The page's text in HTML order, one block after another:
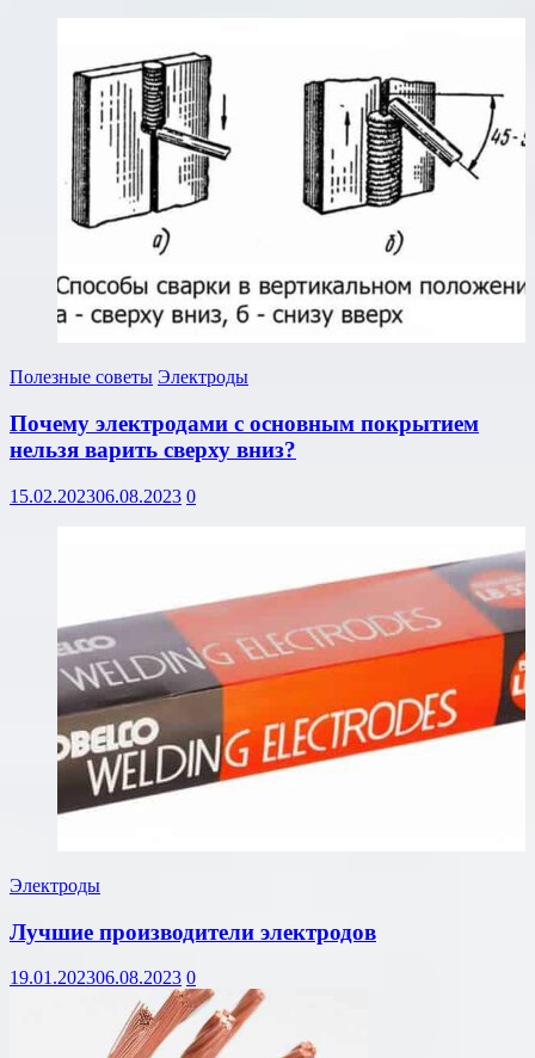
Полезные советы Электроды
Почему электродами с основным покрытием
нельзя варить сверху вниз?
15.02.202306.08.2023 0
Электроды
Лучшие производители электродов
19.01.202306.08.2023 0